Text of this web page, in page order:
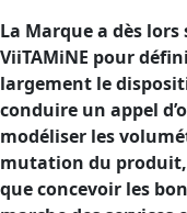
La Marque a dès
ViiTAMiNE pour
largement le
conduire un appel
modéliser les
mutation du produit,
que concevoir les